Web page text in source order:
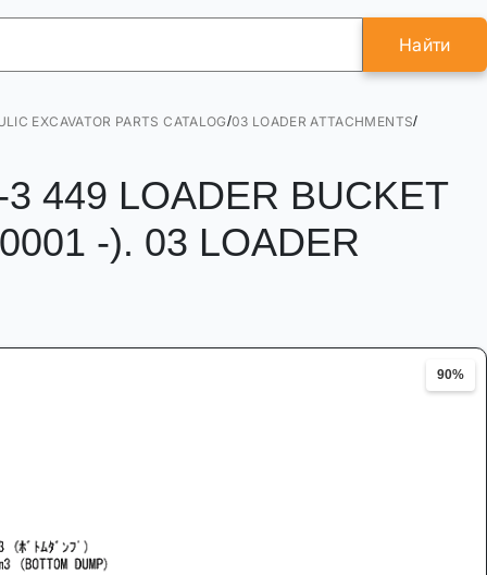
Найти
EXCAVATOR PARTS CATALOG/03 LOADER ATTACHMENTS/
449 LOADER BUCKET
-). 03 LOADER
90%